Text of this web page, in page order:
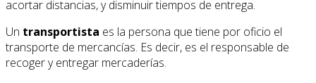
acortar distancias, y disminuir tiempos de entrega.
Un transportista es la persona que tiene por oficio el
transporte de mercancías. Es decir, es el responsable de
recoger y entregar mercaderías.